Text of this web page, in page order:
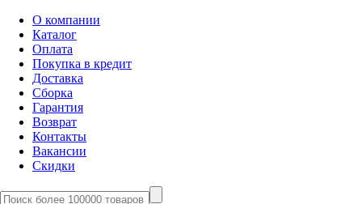
О компании
Каталог
Оплата
Покупка в кредит
Доставка
Сборка
Гарантия
Возврат
Контакты
Вакансии
Скидки